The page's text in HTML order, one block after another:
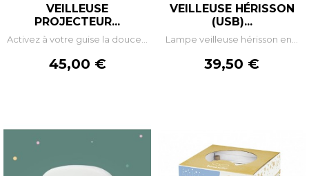
VEILLEUSE
PROJECTEUR...
Activez à votre guise la douce...
Prix
45,00 €
VEILLEUSE HÉRISSON
(USB)...
Lampe veilleuse hérisson en...
Prix
39,50 €